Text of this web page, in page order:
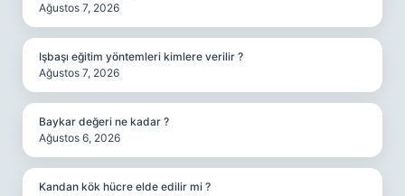
Ağustos 7, 2026
Işbaşı eğitim yöntemleri kimlere verilir ?
Ağustos 7, 2026
Baykar değeri ne kadar ?
Ağustos 6, 2026
Kandan kök hücre elde edilir mi ?